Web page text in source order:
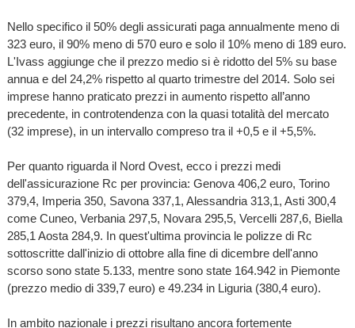
Nello specifico il 50% degli assicurati paga annualmente meno di
323 euro, il 90% meno di 570 euro e solo il 10% meno di 189 euro.
L'Ivass aggiunge che il prezzo medio si è ridotto del 5% su base
annua e del 24,2% rispetto al quarto trimestre del 2014. Solo sei
imprese hanno praticato prezzi in aumento rispetto all’anno
precedente, in controtendenza con la quasi totalità del mercato
(32 imprese), in un intervallo compreso tra il +0,5 e il +5,5%.
Per quanto riguarda il Nord Ovest, ecco i prezzi medi
dell'assicurazione Rc per provincia: Genova 406,2 euro, Torino
379,4, Imperia 350, Savona 337,1, Alessandria 313,1, Asti 300,4
come Cuneo, Verbania 297,5, Novara 295,5, Vercelli 287,6, Biella
285,1 Aosta 284,9. In quest'ultima provincia le polizze di Rc
sottoscritte dall'inizio di ottobre alla fine di dicembre dell'anno
scorso sono state 5.133, mentre sono state 164.942 in Piemonte
(prezzo medio di 339,7 euro) e 49.234 in Liguria (380,4 euro).
In ambito nazionale i prezzi risultano ancora fortemente